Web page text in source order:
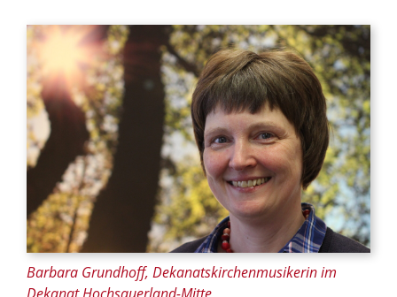
Barbara Grundhoff, Dekanatskirchenmusikerin im